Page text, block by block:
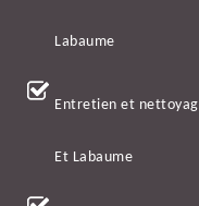
Labaume
Entretien et
Et Labaume